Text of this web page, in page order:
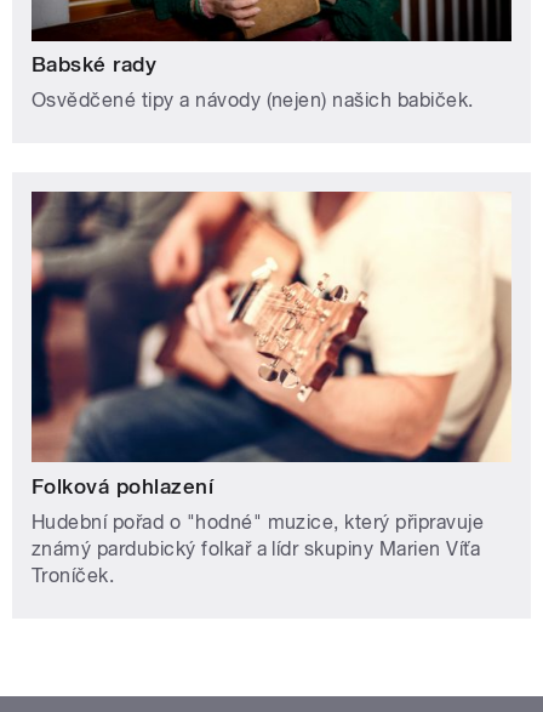
Babské rady
Osvědčené tipy a návody (nejen) našich babiček.
Folková pohlazení
Hudební pořad o "hodné" muzice, který připravuje
známý pardubický folkař a lídr skupiny Marien Víťa
Troníček.